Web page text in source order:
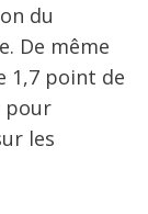
du
De même
1,7 point de
pour
les